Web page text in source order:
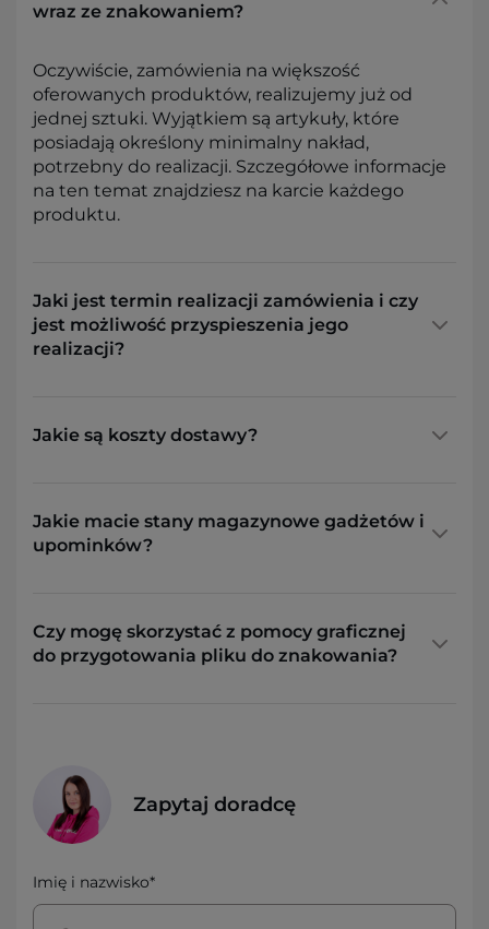
wraz ze znakowaniem?
Oczywiście, zamówienia na większość
oferowanych produktów, realizujemy już od
jednej sztuki. Wyjątkiem są artykuły, które
posiadają określony minimalny nakład,
potrzebny do realizacji. Szczegółowe informacje
na ten temat znajdziesz na karcie każdego
produktu.
Jaki jest termin realizacji zamówienia i czy
jest możliwość przyspieszenia jego
realizacji?
Jakie są koszty dostawy?
Jakie macie stany magazynowe gadżetów i
upominków?
Czy mogę skorzystać z pomocy graficznej
do przygotowania pliku do znakowania?
Zapytaj doradcę
Imię i nazwisko*